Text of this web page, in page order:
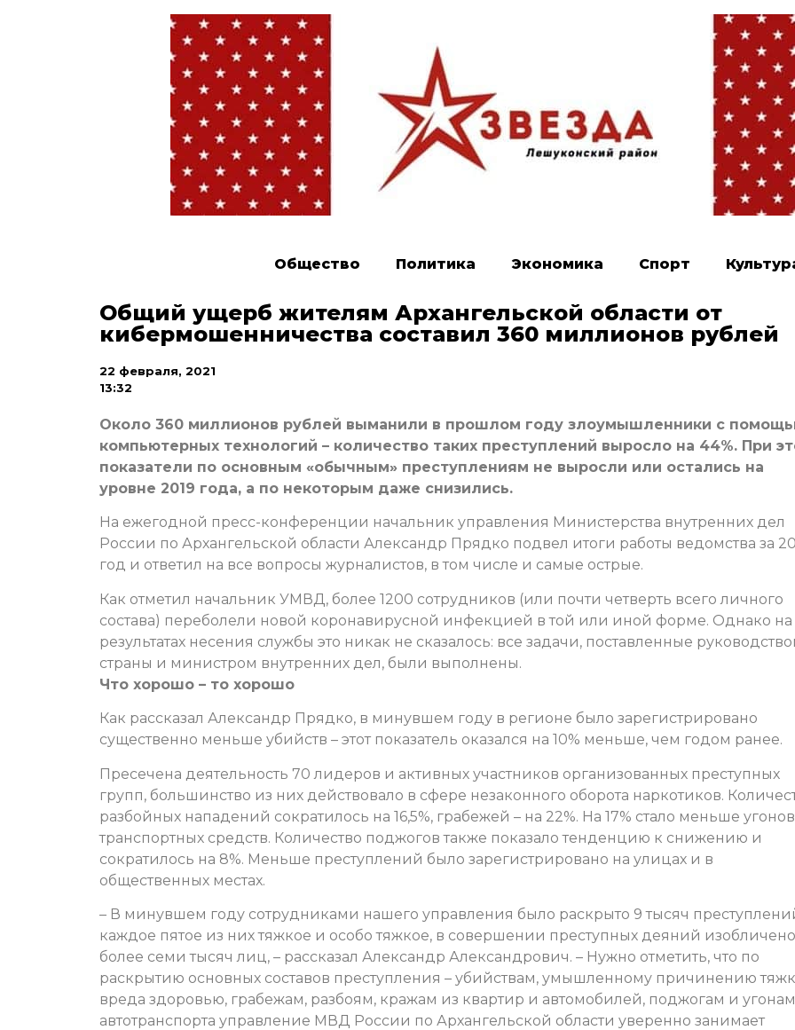
Общество Политика Экономика Спорт
Общий ущерб жителям Архангельской области от
кибермошенничества составил 360 миллионов рублей
22 февраля, 2021
13:32
Около 360 миллионов рублей выманили в прошлом году злоумышленники с
компьютерных технологий – количество таких преступлений выросло на 44%. При
показатели по основным «обычным» преступлениям не выросли или остались на
уровне 2019 года, а по некоторым даже снизились.
На ежегодной пресс-конференции начальник управления Министерства внутренних дел
России по Архангельской области Александр Прядко подвел итоги работы ведомства за
год и ответил на все вопросы журналистов, в том числе и самые острые.
Как отметил начальник УМВД, более 1200 сотрудников (или почти четверть всего личного
состава) переболели новой коронавирусной инфекцией в той или иной форме. Однако на
результатах несения службы это никак не сказалось: все задачи, поставленные
страны и министром внутренних дел, были выполнены.
Что хорошо – то хорошо
Как рассказал Александр Прядко, в минувшем году в регионе было зарегистрировано
существенно меньше убийств – этот показатель оказался на 10% меньше, чем годом ранее.
Пресечена деятельность 70 лидеров и активных участников организованных преступных
групп, большинство из них действовало в сфере незаконного оборота наркотиков.
разбойных нападений сократилось на 16,5%, грабежей – на 22%. На 17% стало меньше угонов
транспортных средств. Количество поджогов также показало тенденцию к снижению и
сократилось на 8%. Меньше преступлений было зарегистрировано на улицах и в
общественных местах.
– В минувшем году сотрудниками нашего управления было раскрыто 9 тысяч
каждое пятое из них тяжкое и особо тяжкое, в совершении преступных деяний изобличено
более семи тысяч лиц, – рассказал Александр Александрович. – Нужно отметить, что по
раскрытию основных составов преступления – убийствам, умышленному причинению
вреда здоровью, грабежам, разбоям, кражам из квартир и автомобилей, поджогам и угонам
автотранспорта управление МВД России по Архангельской области уверенно занимает